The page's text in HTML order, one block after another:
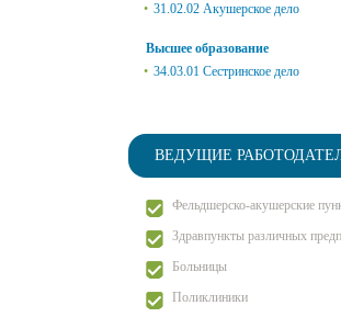
31.02.02 Акушерское дело
Высшее образование
34.03.01 Сестринское дело
ВЕДУЩИЕ
Фельдшерско-акушерские
Здравпункты различных
Больницы
Поликлиники